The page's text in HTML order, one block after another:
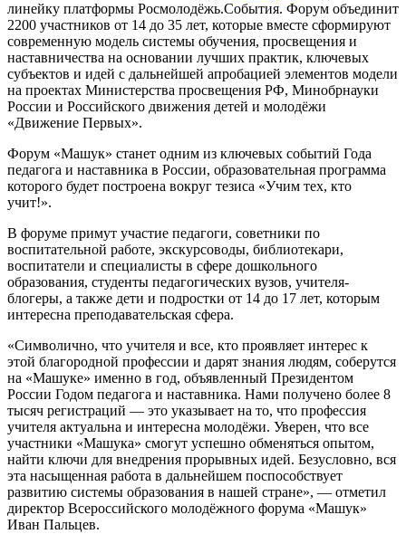
линейку платформы Росмолодёжь.События. Форум объединит
2200 участников от 14 до 35 лет, которые вместе сформируют
современную модель системы обучения, просвещения и
наставничества на основании лучших практик, ключевых
субъектов и идей с дальнейшей апробацией элементов модели
на проектах Министерства просвещения РФ, Минобрнауки
России и Российского движения детей и молодёжи
«Движение Первых».
Форум «Машук» станет одним из ключевых событий Года
педагога и наставника в России, образовательная программа
которого будет построена вокруг тезиса «Учим тех, кто
учит!».
В форуме примут участие педагоги, советники по
воспитательной работе, экскурсоводы, библиотекари,
воспитатели и специалисты в сфере дошкольного
образования, студенты педагогических вузов, учителя-
блогеры, а также дети и подростки от 14 до 17 лет, которым
интересна преподавательская сфера.
«Символично, что учителя и все, кто проявляет интерес к
этой благородной профессии и дарят знания людям, соберутся
на «Машуке» именно в год, объявленный Президентом
России Годом педагога и наставника. Нами получено более 8
тысяч регистраций — это указывает на то, что профессия
учителя актуальна и интересна молодёжи. Уверен, что все
участники «Машука» смогут успешно обменяться опытом,
найти ключи для внедрения прорывных идей. Безусловно, вся
эта насыщенная работа в дальнейшем поспособствует
развитию системы образования в нашей стране», — отметил
директор Всероссийского молодёжного форума «Машук»
Иван Пальцев.